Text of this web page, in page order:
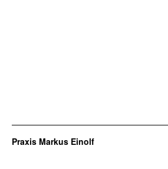
Praxis Markus Einolf